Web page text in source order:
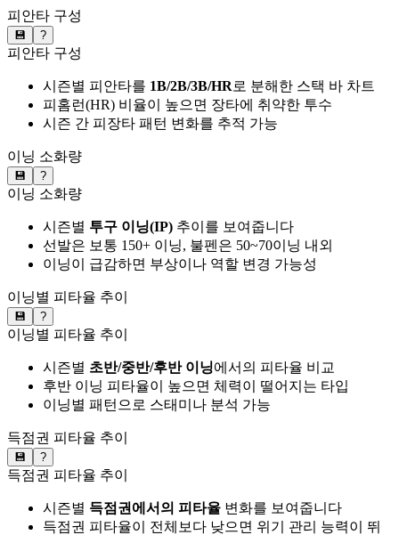
피안타 구성
💾 ?
피안타 구성
시즌별 피안타를 1B/2B/3B/HR로 분해한 스택 바 차트
피홈런(HR) 비율이 높으면 장타에 취약한 투수
시즌 간 피장타 패턴 변화를 추적 가능
이닝 소화량
💾 ?
이닝 소화량
시즌별 투구 이닝(IP) 추이를 보여줍니다
선발은 보통 150+ 이닝, 불펜은 50~70이닝 내외
이닝이 급감하면 부상이나 역할 변경 가능성
이닝별 피타율 추이
💾 ?
이닝별 피타율 추이
시즌별 초반/중반/후반 이닝에서의 피타율 비교
후반 이닝 피타율이 높으면 체력이 떨어지는 타입
이닝별 패턴으로 스태미나 분석 가능
득점권 피타율 추이
💾 ?
득점권 피타율 추이
시즌별 득점권에서의 피타율 변화를 보여줍니다
득점권 피타율이 전체보다 낮으면 위기 관리 능력이 뛰